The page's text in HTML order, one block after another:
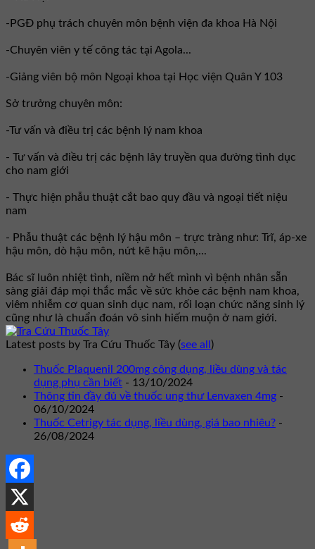
-PGĐ phụ trách chuyên môn bệnh viện đa khoa Hà Nội
-Chuyên viên y tế công tác tại Agola...
-Giảng viên bộ môn Ngoại khoa tại Học viện Quân Y 103
Sở trưởng chuyên môn:
-Tư vấn và điều trị các bệnh lý nam khoa
- Tư vấn và điều trị các bệnh lây truyền qua đường tình dục
cho nam giới
- Thực hiện phẫu thuật cắt bao quy đầu và ngoại tiết niệu
nam
- Phẫu thuật các bệnh lý hậu môn – trực tràng như: Trĩ, áp-xe
hậu môn, dò hậu môn, nứt kẽ hậu môn,...
Bác sĩ luôn nhiệt tình, niềm nở hết mình vì bệnh nhân sẵn
sàng giải đáp mọi thắc mắc về sức khỏe các bệnh nam khoa,
viêm nhiễm cơ quan sinh dục nam, rối loạn chức năng sinh lý
cũng như là chuẩn đoán vô sinh hiếm muộn ở nam giới.
Latest posts by Tra Cứu Thuốc Tây (see all )
Thuốc Plaquenil 200mg công dụng, liều dùng và tác
dụng phụ cần biết - 13/10/2024
Thông tin đầy đủ về thuốc ung thư Lenvaxen 4mg -
06/10/2024
Thuốc Cetrigy tác dụng, liều dùng, giá bao nhiêu? -
26/08/2024